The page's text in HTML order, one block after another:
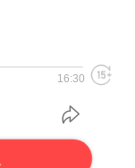
16:30